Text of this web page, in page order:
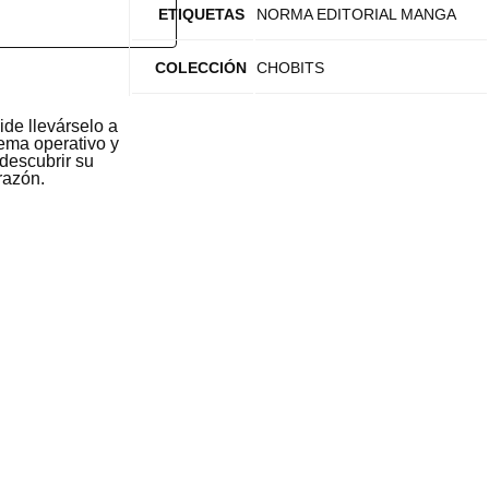
llevárselo a
operativo y
su
ETIQUETAS NORMA EDITORIAL MANGA
COLECCIÓN CHOBITS